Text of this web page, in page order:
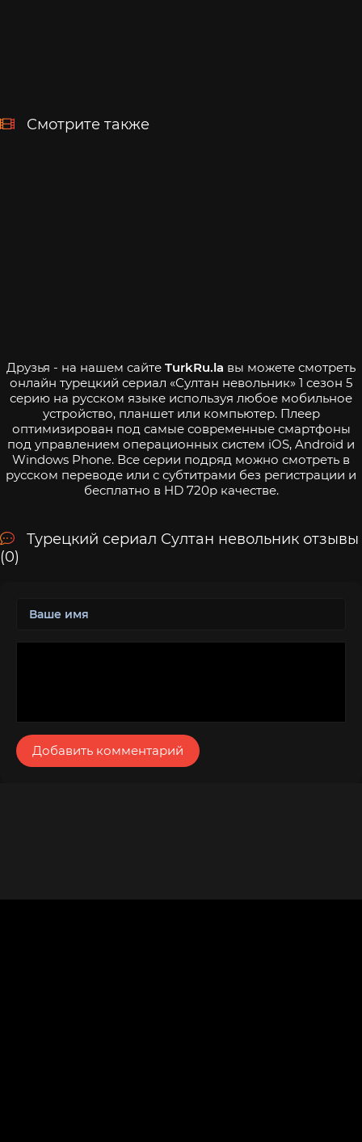
Смотрите также
Друзья - на нашем сайте TurkRu.la вы можете смотреть
онлайн турецкий сериал «Султан невольник» 1 сезон 5
серию на русском языке используя любое мобильное
устройство, планшет или компьютер. Плеер
оптимизирован под самые современные смартфоны
под управлением операционных систем iOS, Android и
Windows Phone. Все серии подряд можно смотреть в
русском переводе или с субтитрами без регистрации и
бесплатно в HD 720p качестве.
Турецкий сериал Султан невольник отзывы
(0)
Добавить комментарий